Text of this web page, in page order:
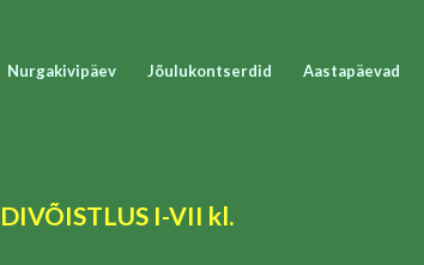
Nurgakivipäev Jõulukontserdid Aastapäevad
I-VII kl.